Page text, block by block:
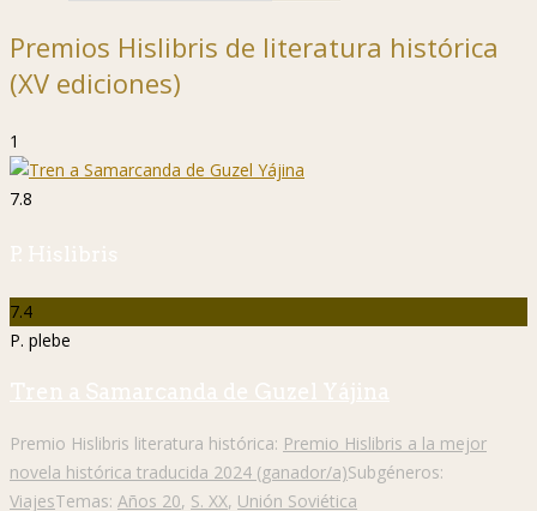
Premios Hislibris de literatura histórica
(XV ediciones)
1
7.8
P. Hislibris
7.4
P. plebe
Tren a Samarcanda de Guzel Yájina
Premio Hislibris literatura histórica: Premio Hislibris a la mejor
novela histórica traducida 2024 (ganador/a)Subgéneros:
ViajesTemas: Años 20, S. XX, Unión Soviética